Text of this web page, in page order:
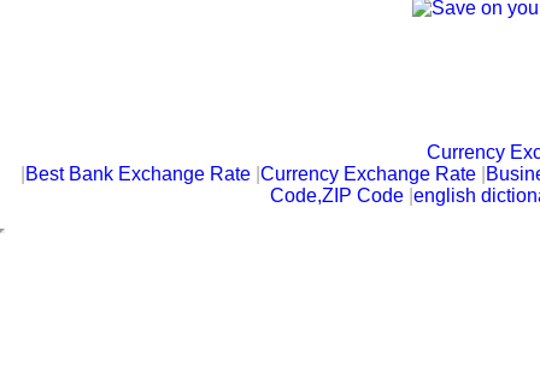
Currency
Best Bank Exchange Rate |Currency Exchange Rate
Code,ZIP Code english